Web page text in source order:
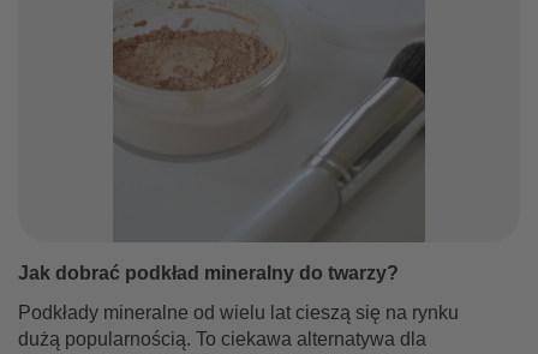
Jak dobrać podkład mineralny do twarzy?
Podkłady mineralne od wielu lat cieszą się na rynku
dużą popularnością. To ciekawa alternatywa dla